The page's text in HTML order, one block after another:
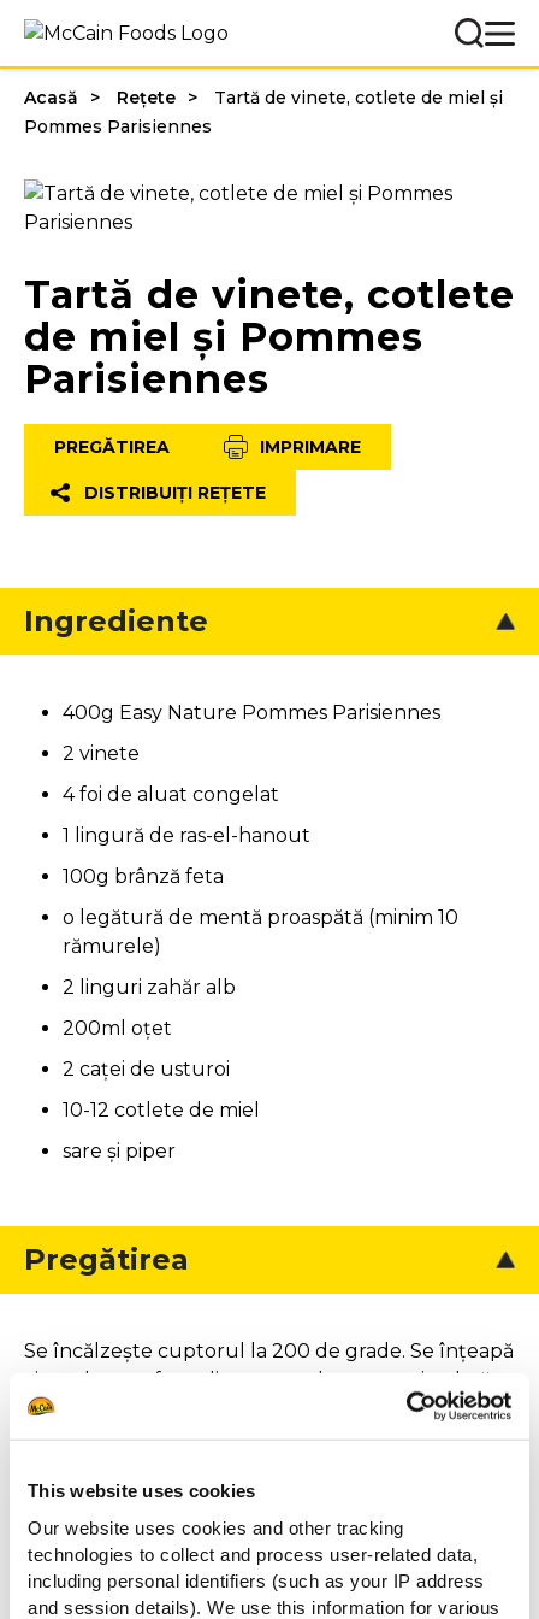
This website uses cookies
Our website uses cookies and other tracking
technologies to collect and process user-related data,
including personal identifiers (such as your IP address
and session details). We use this information for various
Acasă Rețete
Tartă de vinete, cotlete de miel și
Pommes Parisiennes
Tartă de vinete, cotlete
de miel și Pommes
Parisiennes
PREGĂTIREA IMPRIMARE
DISTRIBUIȚI REȚETE
Ingrediente
400g Easy Nature Pommes Parisiennes
2 vinete
4 foi de aluat congelat
1 lingură de ras-el-hanout
100g brânză feta
o legătură de mentă proaspătă (minim 10
rămurele)
2 linguri zahăr alb
200ml oțet
2 caţei de usturoi
10-12 cotlete de miel
sare și piper
Pregătirea
Se încălzește cuptorul la 200 de grade. Se înțeapă
vinetele cu o furculiţa, se pun la cuptor și se lasă
aproximativ 30 de minute, până devin moi. Se lasă
să se răcească, apoi se taie și se scoate mijlocul. Se
ras-el-hanout. Aluatul se întinde pe tava de tartă și
cu lingura se pune umplutura de vinete. Brânza
de capra se presară deasupra. Se pune tarta la
cuptor și se coace aproximativ cincisprezece
minute până când se rumeneşte. Nu aveți cutii